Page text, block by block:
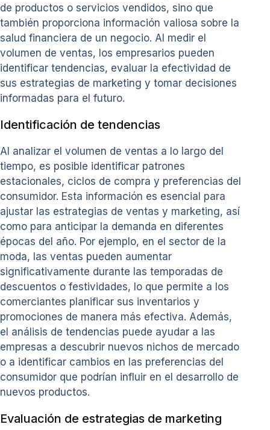
de productos o servicios vendidos, sino que
también proporciona información valiosa sobre la
salud financiera de un negocio. Al medir el
volumen de ventas, los empresarios pueden
identificar tendencias, evaluar la efectividad de
sus estrategias de marketing y tomar decisiones
informadas para el futuro.
Identificación de tendencias
Al analizar el volumen de ventas a lo largo del
tiempo, es posible identificar patrones
estacionales, ciclos de compra y preferencias del
consumidor. Esta información es esencial para
ajustar las estrategias de ventas y marketing, así
como para anticipar la demanda en diferentes
épocas del año. Por ejemplo, en el sector de la
moda, las ventas pueden aumentar
significativamente durante las temporadas de
descuentos o festividades, lo que permite a los
comerciantes planificar sus inventarios y
promociones de manera más efectiva. Además,
el análisis de tendencias puede ayudar a las
empresas a descubrir nuevos nichos de mercado
o a identificar cambios en las preferencias del
consumidor que podrían influir en el desarrollo de
nuevos productos.
Evaluación de estrategias de marketing